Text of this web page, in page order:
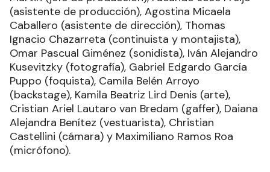
Ayelén Loebarth destacó el esfuerzo y dedicación
de un equipo, conformado por estudiantes
provenientes de las provincias de Formosa, Entre
Ríos, Chaco y Corrientes y la República del
Paraguay, “que debió enfrentar numerosos
desafíos logísticos y técnicos durante el proceso
de producción, incluso vender comida para
financiar nuestra película”.
El equipo encabezado por la directora María
Luján Ascúe está conformado por Franco Daniel